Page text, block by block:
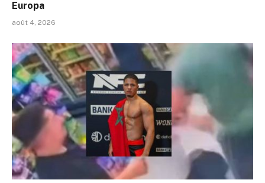
Europa
août 4, 2026